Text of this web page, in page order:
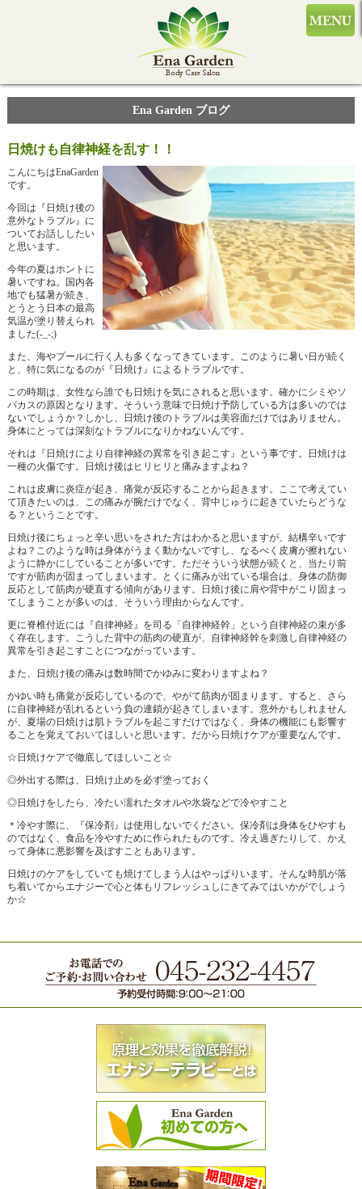
Ena Garden ブログ
日焼けも自律神経を乱す！！
こんにちはEnaGarden
です。
今回は『日焼け後の
意外なトラブル』に
ついてお話ししたい
と思います。
今年の夏はホントに
暑いですね。国内各
地でも猛暑が続き、
とうとう日本の最高
気温が塗り替えられ
ました(-_-;)
また、海やプールに行く人も多くなってきています。このように暑い日が続く
と、特に気になるのが『日焼け』によるトラブルです。
この時期は、女性なら誰でも日焼けを気にされると思います。確かにシミやソ
バカスの原因となります。そういう意味で日焼け予防している方は多いのでは
ないでしょうか？しかし、日焼け後のトラブルは美容面だけではありません。
身体にとっては深刻なトラブルになりかねないんです。
それは『日焼けにより自律神経の異常を引き起こす』という事です。日焼けは
一種の火傷です。日焼け後はヒリヒリと痛みますよね？
これは皮膚に炎症が起き、痛覚が反応することから起きます。ここで考えてい
て頂きたいのは、この痛みが腕だけでなく、背中じゅうに起きていたらどうな
る？ということです。
日焼け後にちょっと辛い思いをされた方はわかると思いますが、結構辛いです
よね？このような時は身体がうまく動かないですし、なるべく皮膚が擦れない
ように静かにしていることが多いです。ただそういう状態が続くと、当たり前
ですが筋肉が固まってしまいます。とくに痛みが出ている場合は、身体の防御
反応として筋肉が硬直する傾向があります。日焼け後に肩や背中がこり固まっ
てしまうことが多いのは、そういう理由からなんです。
更に脊椎付近には『自律神経』を司る「自律神経幹」という自律神経の束が多
く存在します。こうした背中の筋肉の硬直が、自律神経幹を刺激し自律神経の
異常を引き起こすことにつながっています。
また、日焼け後の痛みは数時間でかゆみに変わりますよね？
かゆい時も痛覚が反応しているので、やがて筋肉が固まります。すると、さら
に自律神経が乱れるという負の連鎖が起きてしまいます。意外かもしれません
が、夏場の日焼けは肌トラブルを起こすだけではなく、身体の機能にも影響す
ることを覚えておいてほしいと思います。だから日焼けケアが重要なんです。
☆日焼けケアで徹底してほしいこと☆
◎外出する際は、日焼け止めを必ず塗っておく
◎日焼けをしたら、冷たい濡れたタオルや氷袋などで冷やすこと
＊冷やす際に、『保冷剤』は使用しないでください。保冷剤は身体をひやすも
のではなく、食品を冷やすために作られたものです。冷え過ぎたりして、かえ
って身体に悪影響を及ぼすこともあります。
日焼けのケアをしていても焼けてしまう人はやっぱりいます。そんな時肌が落
ち着いてからエナジーで心と体もリフレッシュしにきてみてはいかがでしょう
か☆